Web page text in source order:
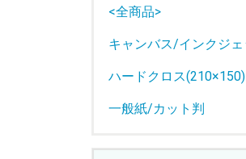
<全商品>
ハードクロス(210×150)
一般紙/カット判